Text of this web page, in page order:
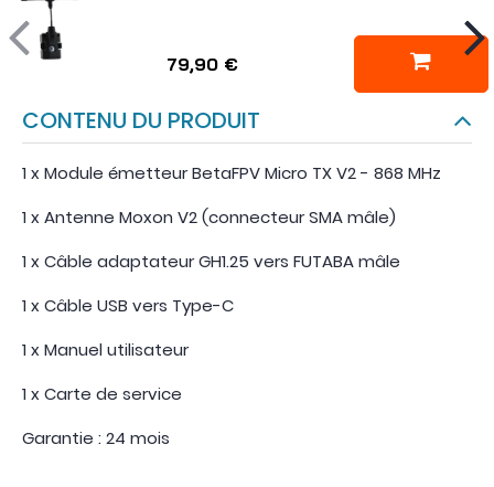
79,90 €
CONTENU DU PRODUIT
1 x Module émetteur BetaFPV Micro TX V2 - 868 MHz
1 x Antenne Moxon V2 (connecteur SMA mâle)
1 x Câble adaptateur GH1.25 vers FUTABA mâle
1 x Câble USB vers Type-C
1 x Manuel utilisateur
1 x Carte de service
Garantie : 24 mois